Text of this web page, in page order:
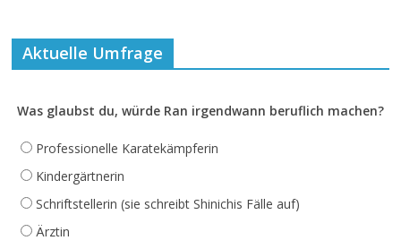
Aktuelle Umfrage
Was glaubst du, würde Ran irgendwann beruflich machen?
Professionelle Karatekämpferin
Kindergärtnerin
Schriftstellerin (sie schreibt Shinichis Fälle auf)
Ärztin